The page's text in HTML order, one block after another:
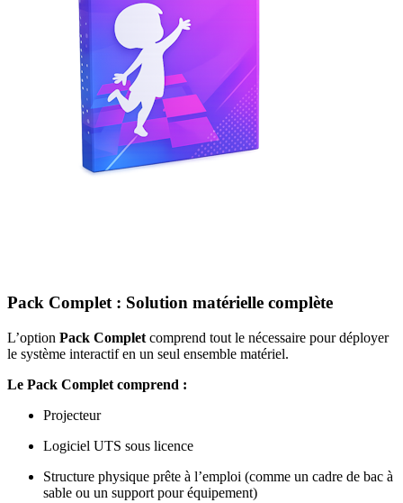
Pack Complet : Solution matérielle complète
L’option Pack Complet comprend tout le nécessaire pour déployer
le système interactif en un seul ensemble matériel.
Le Pack Complet comprend :
Projecteur
Logiciel UTS sous licence
Structure physique prête à l’emploi (comme un cadre de bac à
sable ou un support pour équipement)